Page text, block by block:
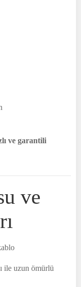
ve garantili
ve
ile uzun ömürlü